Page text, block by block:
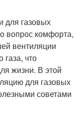
для газовых
вопрос комфорта,
вентиляции
газа, что
жизни. В этой
для газовых
советами